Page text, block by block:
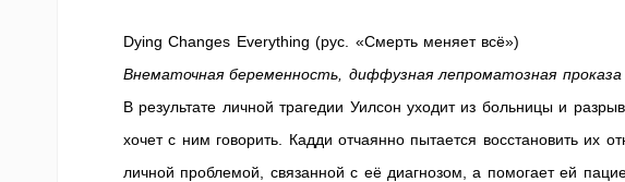
Dying Changes Everything (рус. «Смерть меняет всё»)
Внематочная беременность, диффузная лепроматозная проказа
В результате личной трагедии Уилсон уходит из больницы и
хочет с ним говорить. Кадди отчаянно пытается восстановить их
личной проблемой, связанной с её диагнозом, а помогает ей